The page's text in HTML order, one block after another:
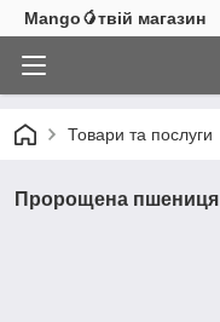
Mango🥭твій магазин
Товари та послуги
Пророщена пшениця